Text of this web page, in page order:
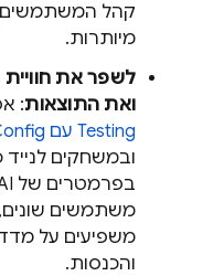
קהל המשתמשים,
מיותרות.
לשפר את
ואת התוצאות:
Testing עם
ובמשחקים לנייד
משתמשים
משפיעים על
והכנסות.